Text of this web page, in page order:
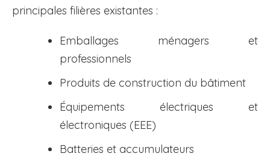
principales filières existantes :
Emballages ménagers et
professionnels
Produits de construction du bâtiment
Équipements électriques et
électroniques (EEE)
Batteries et accumulateurs